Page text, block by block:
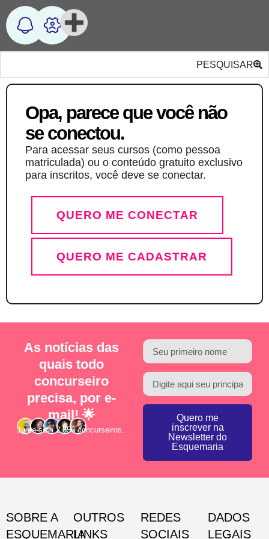
PESQUISAR
Opa, parece que você não
se conectou.
Para acessar seus cursos (como pessoa
matriculada) ou o conteúdo gratuito exclusivo
para inscritos, você deve se conectar.
QUERO ME CONECTAR
QUERO ME CADASTRAR
As notícias das
quais todo
concurseiro
precisa, por e-
mail! 🌟
Junte-se a 2.856 concurseiros.
Quero me
inscrever na
Newsletter do
Esquemaria
SOBRE A
ESQUEMARIA
OUTROS
LINKS
REDES
SOCIAIS
DADOS
LEGAIS